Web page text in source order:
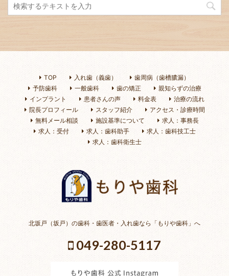
TOP 入れ歯（義歯）
歯周病（歯槽膿漏）
予防歯科
一般歯科 歯の矯正
親知らずの治療
インプラント
患者さんの声 料金表
治療の流れ
院長プロフィール
スタッフ紹介
アクセス・診療時間
無料メール相談
施設基準について
求人：事務長
求人：受付
求人：歯科助手
求人：歯科技工士
求人：歯科衛生士
北坂戸（坂戸）の歯科・歯医者・入れ歯なら「もりや歯科」へ
049-280-5117